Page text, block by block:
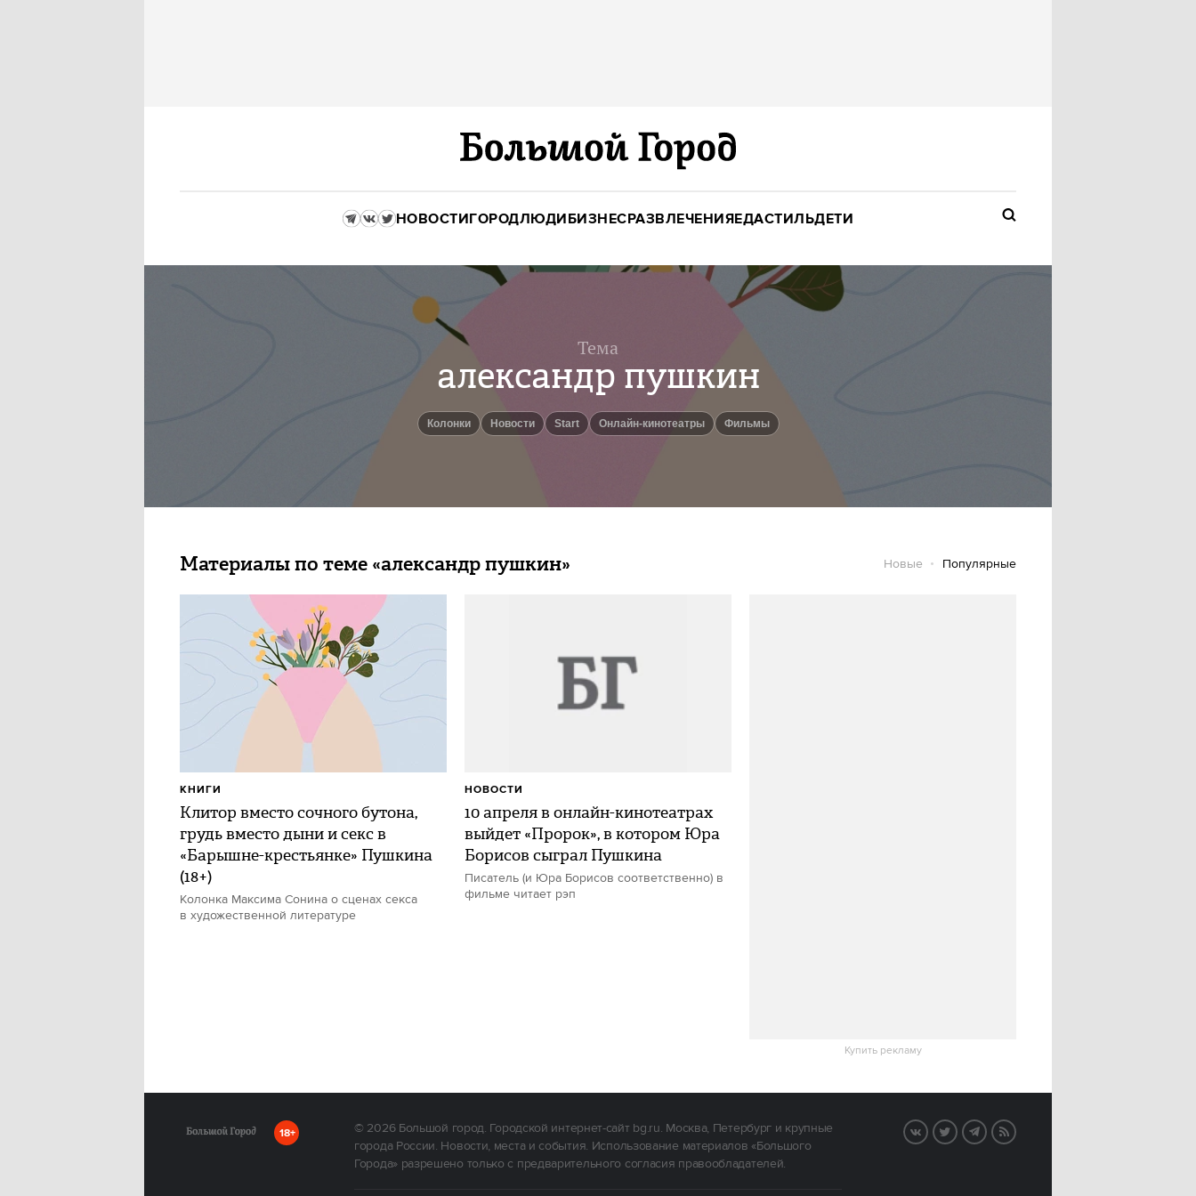
НОВОСТИГОРОДЛЮДИБИЗНЕСРАЗВЛЕЧЕНИЯЕДАСТИЛЬДЕТИ
Тема
александр пушкин
колонки новости Start онлайн-кинотеатры фильмы
Материалы по теме «александр пушкин» Новые Популярные
Купить рекламу
Клитор вместо сочного бутона,
грудь вместо дыни и секс в
«Барышне-крестьянке» Пушкина
(18+)
Колонка Максима Сонина о сценах секса
в художественной литературе
КНИГИ
10 апреля в онлайн-кинотеатрах
выйдет «Пророк», в котором Юра
Борисов сыграл Пушкина
Писатель (и Юра Борисов соответственно) в
фильме читает рэп
НОВОСТИ
18+ © 2026Большой город. Городской интернет-сайт bg.ru. Москва, Петербург и крупные
города России. Новости, места и события. Использование материалов «Большого
Города» разрешено только с предварительного согласия правообладателей.
VK TwitterTelegram
RSS